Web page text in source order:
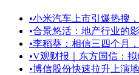
•小米汽车上市引爆热搜
•合景悠活：地产行业的
•李稻葵：相信三四个月
•V观财报｜东方国信：拟
•博信股份快速拉升上演